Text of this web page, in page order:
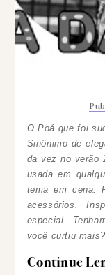
O Poá que foi
Sinônimo de
da vez no verão
usada em
tema em cena.
acessórios.
especial.
você curtiu mais?
Continue